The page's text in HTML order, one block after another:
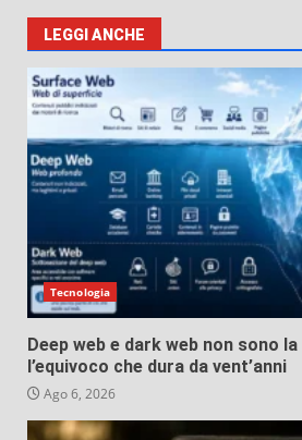
LEGGI ANCHE
Tecnologia
Deep web e dark web non sono
l’equivoco che dura da vent’anni
Ago 6, 2026